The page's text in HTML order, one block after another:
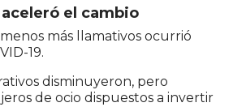
el cambio
más llamativos ocurrió
19.
disminuyeron, pero
de ocio dispuestos a invertir